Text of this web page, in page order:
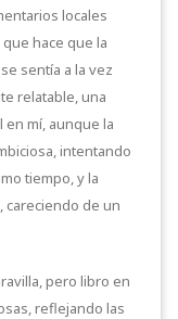
locales
hace que la
sentía a la vez
relatable, una
mí, aunque la
intentando
tiempo, y la
careciendo de un
pero libro en
reflejando las